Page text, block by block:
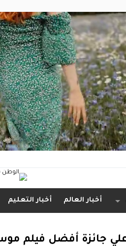
أخبار العالم أخبار التعليم